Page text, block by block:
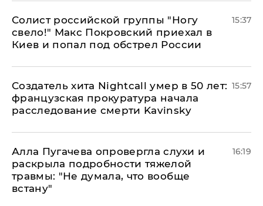
Солист российской группы "Ногу
свело!" Макс Покровский приехал в
Киев и попал под обстрел России
15:37
Создатель хита Nightcall умер в 50 лет:
французская прокуратура начала
расследование смерти Kavinsky
15:57
Алла Пугачева опровергла слухи и
раскрыла подробности тяжелой
травмы: "Не думала, что вообще
встану"
16:19